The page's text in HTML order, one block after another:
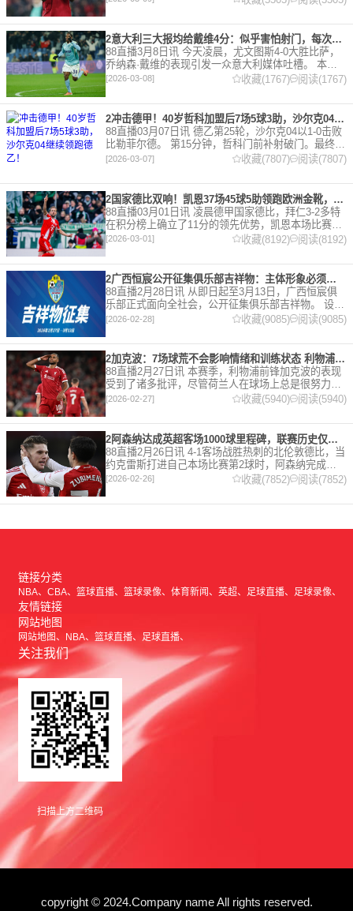
题。 对于利物浦来说，科纳特的合同将在本赛季末到
期，俱乐
2意大利三大报均给戴维4分：似乎害怕射门，每次触球球迷都叹息
88直播3月8日讯 今天凌晨，尤文图斯4-0大胜比萨，
乔纳森·戴维的表现引发一众意大利媒体吐槽。 本场
比赛，戴维半场就被换下，赛后，《米兰体育报》、
《罗马体育报》和《都灵体育报》三大报都给戴维打
出4分
[2026-03-08] 收藏(1767) 阅读(1767)
2冲击德甲！40岁哲科加盟后7场5球3助，沙尔克04继续领跑德乙！
88直播03月07日讯 德乙第25轮，沙尔克04以1-0击败
比勒菲尔德。 第15分钟，哲科门前补射破门。最终凭
借哲科的进球沙尔克04成功拿到3分，继续领跑德
[2026-03-07] 收藏(7807) 阅读(7807)
2国家德比双响！凯恩37场45球5助领跑欧洲金靴，32岁保持赛季全勤
88直播03月01日讯 凌晨德甲国家德比，拜仁3-2多特
在积分榜上确立了11分的领先优势，凯恩本场比赛上
演双响。 本赛季32岁的凯恩仍然保持着超高的效率，
在到目前为止保持全勤，出战37场比赛，狂轰45
[2026-03-01] 收藏(8192) 阅读(8192)
2广西恒宸公开征集俱乐部吉祥物：主体形象必须为龙
88直播2月28日讯 从即日起至3月13日，广西恒宸俱
乐部正式面向全社会，公开征集俱乐部吉祥物。 设计
要求 1. 主体形象：必须为龙。龙，是中华民族的精神
[2026-02-28] 收藏(9085) 阅读(9085)
2加克波：7场球荒不会影响情绪和训练状态 利物浦如今已不容有失
88直播2月27日讯 本赛季，利物浦前锋加克波的表现
受到了诸多批评，尽管荷兰人在球场上总是很努力。
在接受天空体育采访时，他谈论了诸多话题。 关于球
队对赛季目前情况的看法 这是一个很好的问题。这个
赛季并
[2026-02-27] 收藏(5940) 阅读(5940)
2阿森纳达成英超客场1000球里程碑，联赛历史仅次于曼联的1063球
88直播2月26日讯 4-1客场战胜热刺的北伦敦德比，当
约克雷斯打进自己本场比赛第2球时，阿森纳完成了
一项了不起的成就，枪手成为英超历史第2支在客场
打进1000球的球队，仅次于曼联的1063球。阿森纳
[2026-02-26] 收藏(7852) 阅读(7852)
链接分类
NBA CBA 篮球直播 篮球录像 体育新闻 英超 足球直播 足球录像
友情链接
网站地图
网站地图 NBA 篮球直播 足球直播
关注我们
扫描上方二维码
copyright © 2024.Company name All rights reserved.